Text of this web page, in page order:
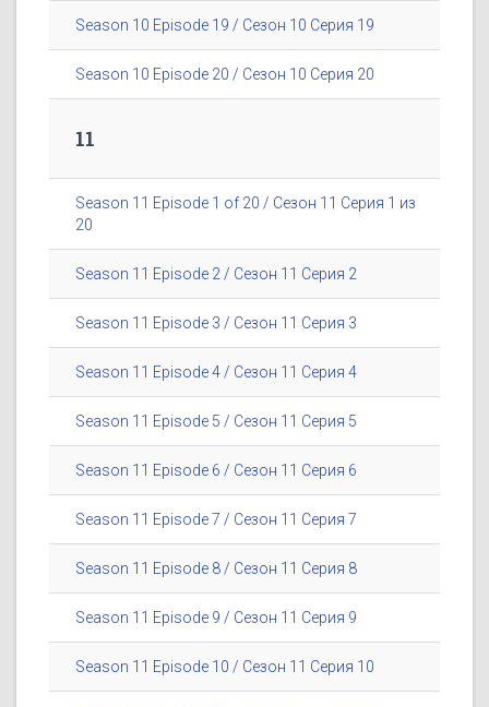
Season 10 Episode 19 / Сезон 10 Серия 19
Season 10 Episode 20 / Сезон 10 Серия 20
11
Season 11 Episode 1 of 20 / Сезон 11 Серия 1 из
20
Season 11 Episode 2 / Сезон 11 Серия 2
Season 11 Episode 3 / Сезон 11 Серия 3
Season 11 Episode 4 / Сезон 11 Серия 4
Season 11 Episode 5 / Сезон 11 Серия 5
Season 11 Episode 6 / Сезон 11 Серия 6
Season 11 Episode 7 / Сезон 11 Серия 7
Season 11 Episode 8 / Сезон 11 Серия 8
Season 11 Episode 9 / Сезон 11 Серия 9
Season 11 Episode 10 / Сезон 11 Серия 10